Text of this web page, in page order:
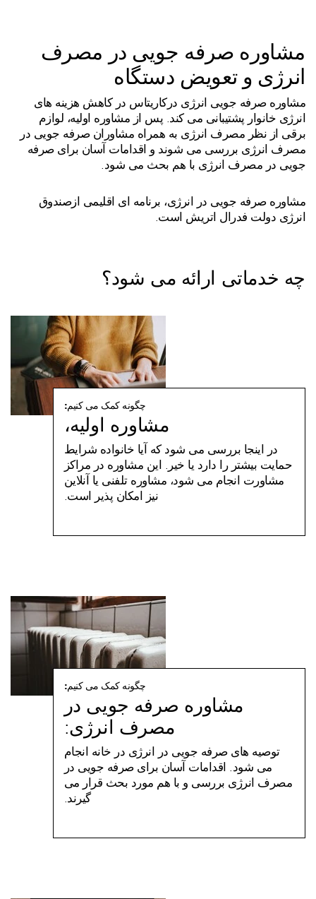
مشاوره صرفه جویی در مصرف
انرژی و تعویض دستگاه
مشاوره صرفه جویی انرژی درکاریتاس در کاهش هزینه های
انرژی خانوار پشتیبانی می کند. پس از مشاوره اولیه، لوازم
برقی از نظر مصرف انرژی به همراه مشاوران صرفه جویی در
مصرف انرژی بررسی می شوند و اقدامات آسان برای صرفه
جویی در مصرف انرژی با هم بحث می شود.
مشاوره صرفه جویی در انرژی، برنامه ای اقلیمی ازصندوق
انرژی دولت فدرال اتریش است.
چه خدماتی ارائه می شود؟
چگونه کمک می کنیم:
مشاوره اولیه،
در اینجا بررسی می شود که آیا خانواده شرایط
حمایت بیشتر را دارد یا خیر. این مشاوره در مراکز
مشاورت انجام می شود، مشاوره تلفنی یا آنلاین
نیز امکان پذیر است.
چگونه کمک می کنیم:
مشاوره صرفه جویی در
مصرف انرژی:
توصیه های صرفه جویی در انرژی در خانه انجام
می شود. اقدامات آسان برای صرفه جویی در
مصرف انرژی بررسی و با هم مورد بحث قرار می
گیرند.